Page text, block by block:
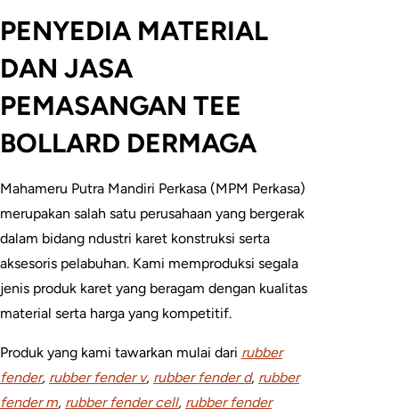
PENYEDIA MATERIAL
DAN JASA
PEMASANGAN TEE
BOLLARD DERMAGA
Mahameru Putra Mandiri Perkasa (MPM Perkasa)
merupakan salah satu perusahaan yang bergerak
dalam bidang ndustri karet konstruksi serta
aksesoris pelabuhan. Kami memproduksi segala
jenis produk karet yang beragam dengan kualitas
material serta harga yang kompetitif.
Produk yang kami tawarkan mulai dari rubber
fender, rubber fender v, rubber fender d, rubber
fender m, rubber fender cell, rubber fender